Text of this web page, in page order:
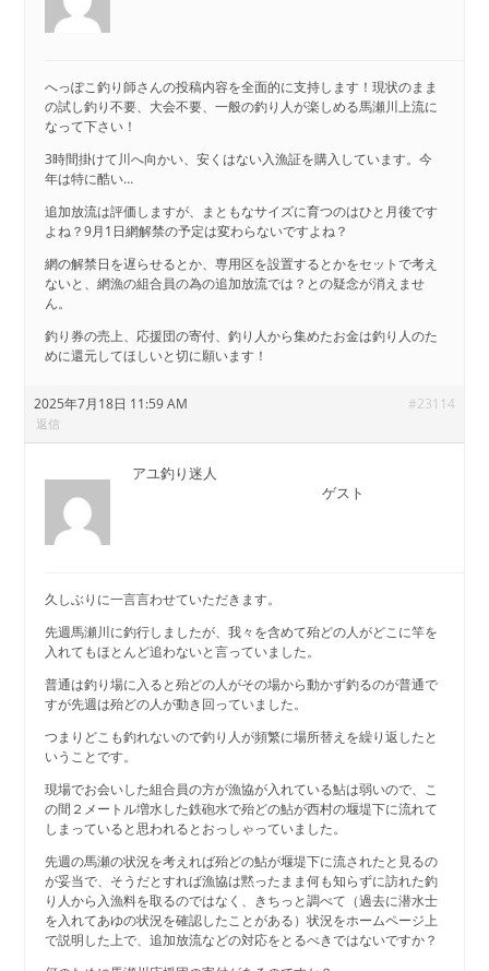
へっぽこ釣り師さんの投稿内容を全面的に支持します！現状のまま
の試し釣り不要、大会不要、一般の釣り人が楽しめる馬瀬川上流に
なって下さい！
3時間掛けて川へ向かい、安くはない入漁証を購入しています。今
年は特に酷い…
追加放流は評価しますが、まともなサイズに育つのはひと月後です
よね？9月1日網解禁の予定は変わらないですよね？
網の解禁日を遅らせるとか、専用区を設置するとかをセットで考え
ないと、網漁の組合員の為の追加放流では？との疑念が消えませ
ん。
釣り券の売上、応援団の寄付、釣り人から集めたお金は釣り人のた
めに還元してほしいと切に願います！
2025年7月18日 11:59 AM #23114
返信
アユ釣り迷人
ゲスト
久しぶりに一言言わせていただきます。
先週馬瀬川に釣行しましたが、我々を含めて殆どの人がどこに竿を
入れてもほとんど追わないと言っていました。
普通は釣り場に入ると殆どの人がその場から動かず釣るのが普通で
すが先週は殆どの人が動き回っていました。
つまりどこも釣れないので釣り人が頻繁に場所替えを繰り返したと
いうことです。
現場でお会いした組合員の方が漁協が入れている鮎は弱いので、こ
の間２メートル増水した鉄砲水で殆どの鮎が西村の堰堤下に流れて
しまっていると思われるとおっしゃっていました。
先週の馬瀬の状況を考えれば殆どの鮎が堰堤下に流されたと見るの
が妥当で、そうだとすれば漁協は黙ったまま何も知らずに訪れた釣
り人から入漁料を取るのではなく、きちっと調べて（過去に潜水士
を入れてあゆの状況を確認したことがある）状況をホームページ上
で説明した上で、追加放流などの対応をとるべきではないですか？